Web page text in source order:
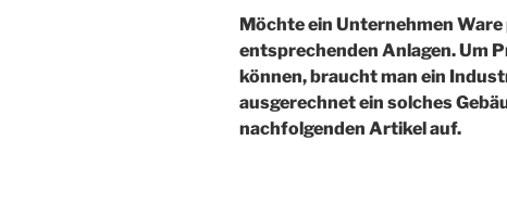
Möchte ein Unternehmen
entsprechenden Anlagen. Um
können, braucht man ein
ausgerechnet ein solches
nachfolgenden Artikel auf.